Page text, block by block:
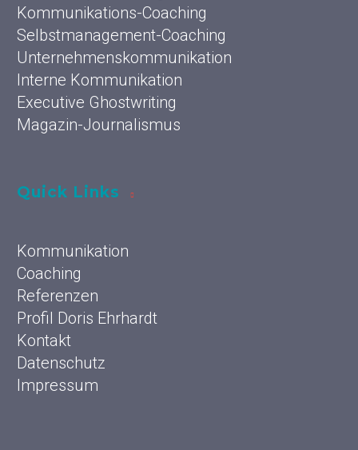
Kommunikations-Coaching
Selbstmanagement-Coaching
Unternehmenskommunikation
Interne Kommunikation
Executive Ghostwriting
Magazin-Journalismus
Quick Links
Kommunikation
Coaching
Referenzen
Profil Doris Ehrhardt
Kontakt
Datenschutz
Impressum